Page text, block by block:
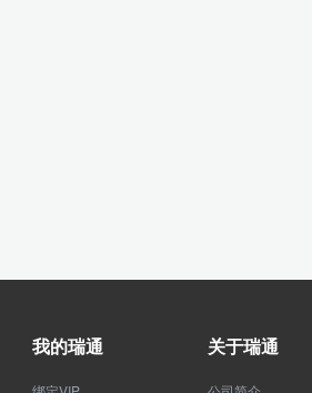
我的瑞通 关于瑞通